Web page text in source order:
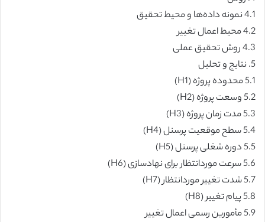
4.1 نمونه داده‌ها و محیط تحقیق
4.2 محیط اعمال تغییر
4.3 روش تحقیق عملی
5. نتایج و تحلیل
5.1 محدوده پروژه (H1)
5.2 وسعت پروژه (H2)
5.3 مدت زمان پروژه (H3)
5.4 سطح موقعیت پرسنل (H4)
5.5 دوره شغلی پرسنل (H5)
5.6 سرعت موردانتظار برای نهادسازی (H6)
5.7 شدت تغییر موردانتظار (H7)
5.8 پیام تغییر (H8)
5.9 مأمورین رسمی اعمال تغییر